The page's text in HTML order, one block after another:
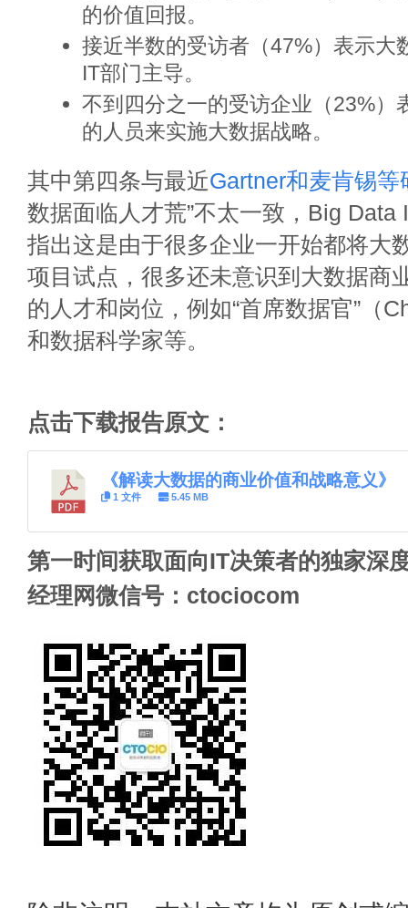
的价值回报。
接近半数的受访者（47%）表示大
IT部门主导。
不到四分之一的受访企业（23%）
的人员来实施大数据战略。
其中第四条与最近Gartner和麦肯锡等
数据面临人才荒”不太一致，Big Data
指出这是由于很多企业一开始都将大
项目试点，很多还未意识到大数据商
的人才和岗位，例如“首席数据官”（
和数据科学家等。
点击下载报告原文：
《解读大数据的商业价值和战略意义》
1 文件 5.45 MB
第一时间获取面向IT决策者的独家深
经理网微信号：ctociocom